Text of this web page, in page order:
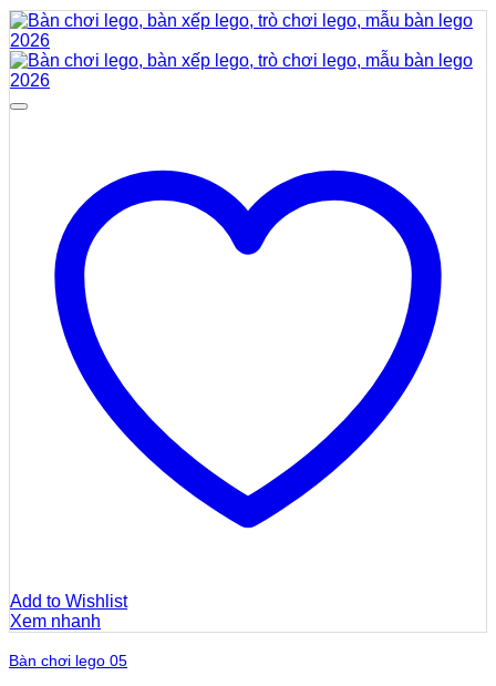
Add to Wishlist
Xem nhanh
Bàn chơi lego 05